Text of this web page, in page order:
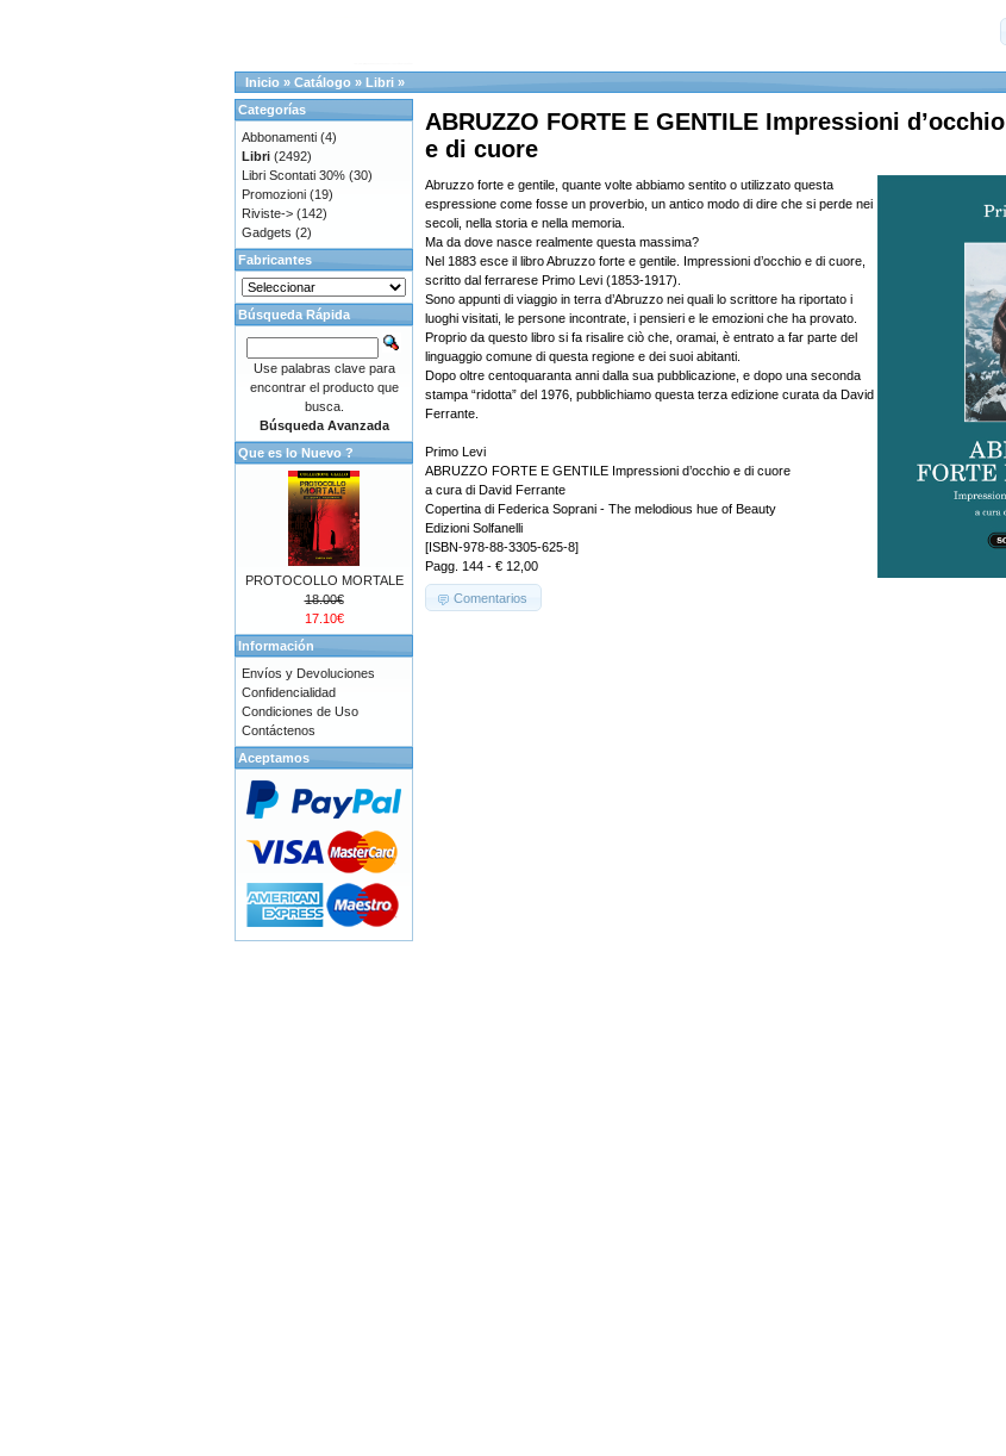
Inicio » Catálogo » Libri »
ABRUZZO FORTE E GENTILE Impressioni d’occhio
e di cuore
Abruzzo forte e gentile, quante volte abbiamo sentito o utilizzato questa
espressione come fosse un proverbio, un antico modo di dire che si perde nei
secoli, nella storia e nella memoria.
Ma da dove nasce realmente questa massima?
Nel 1883 esce il libro Abruzzo forte e gentile. Impressioni d’occhio e di cuore,
scritto dal ferrarese Primo Levi (1853-1917).
Sono appunti di viaggio in terra d’Abruzzo nei quali lo scrittore ha riportato i
luoghi visitati, le persone incontrate, i pensieri e le emozioni che ha provato.
Proprio da questo libro si fa risalire ciò che, oramai, è entrato a far parte del
linguaggio comune di questa regione e dei suoi abitanti.
Dopo oltre centoquaranta anni dalla sua pubblicazione, e dopo una seconda
stampa “ridotta” del 1976, pubblichiamo questa terza edizione curata da David
Ferrante.
Primo Levi
ABRUZZO FORTE E GENTILE Impressioni d’occhio e di cuore
a cura di David Ferrante
Copertina di Federica Soprani - The melodious hue of Beauty
Edizioni Solfanelli
[ISBN-978-88-3305-625-8]
Pagg. 144 - € 12,00
Comentarios
Categorías
Abbonamenti (4)
Libri (2492)
Libri Scontati 30% (30)
Promozioni (19)
Riviste-> (142)
Gadgets (2)
Fabricantes
Búsqueda Rápida
Use palabras clave para
encontrar el producto que
busca.
Búsqueda Avanzada
Que es lo Nuevo ?
PROTOCOLLO MORTALE
18.00€
17.10€
Información
Envíos y Devoluciones
Confidencialidad
Condiciones de Uso
Contáctenos
Aceptamos